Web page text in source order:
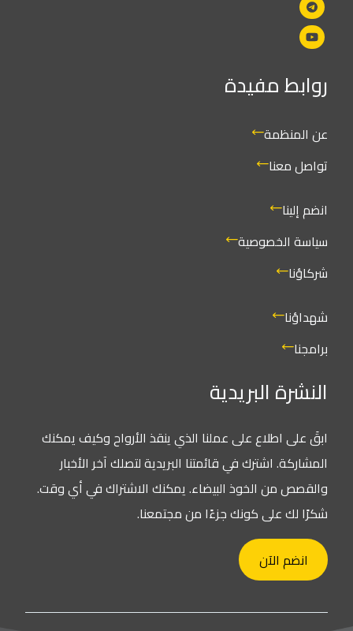
روابط مفيدة
عن المنظمة
تواصل معنا
انضم إلينا
سياسة الخصوصية
شركاؤنا
شهداؤنا
برامجنا
النشرة البريدية
ابقَ على اطلاع على عملنا الذي ينقذ الأرواح وكيف يمكنك
المشاركة. اشترك في قائمتنا البريدية لتصلك آخر الأخبار
والقصص من الخوذ البيضاء. يمكنك الاشتراك في أي وقت.
شكرًا لك على كونك جزءًا من مجتمعنا.
انضم الآن